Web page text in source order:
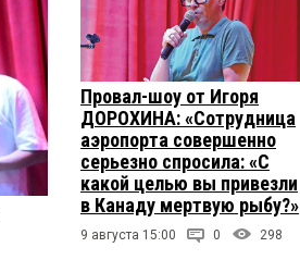
Провал-шоу от Игоря
ДОРОХИНА: «Сотрудница
аэропорта совершенно
серьезно спросила: «С
какой целью вы привезли
в Канаду мертвую рыбу?»
9 августа 15:00 0 298